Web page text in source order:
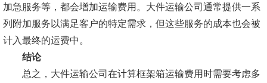
加急服务等，都会增加运输费用。大件运输公司通常提供一系
列附加服务以满足客户的特定需求，但这些服务的成本也会被
计入最终的运费中。
结论
总之，大件运输公司在计算框架箱运输费用时需要考虑多